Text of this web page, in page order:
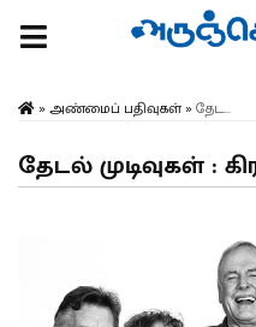
» அண்மைப் பதிவுகள்» தேட...
தேடல் முடிவுகள் :